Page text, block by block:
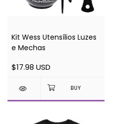
Kit Wess Utensílios Luzes
e Mechas
$17.98 USD